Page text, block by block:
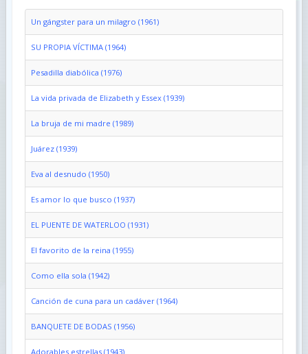
Un gángster para un milagro (1961)
SU PROPIA VÍCTIMA (1964)
Pesadilla diabólica (1976)
La vida privada de Elizabeth y Essex (1939)
La bruja de mi madre (1989)
Juárez (1939)
Eva al desnudo (1950)
Es amor lo que busco (1937)
EL PUENTE DE WATERLOO (1931)
El favorito de la reina (1955)
Como ella sola (1942)
Canción de cuna para un cadáver (1964)
BANQUETE DE BODAS (1956)
Adorables estrellas (1943)